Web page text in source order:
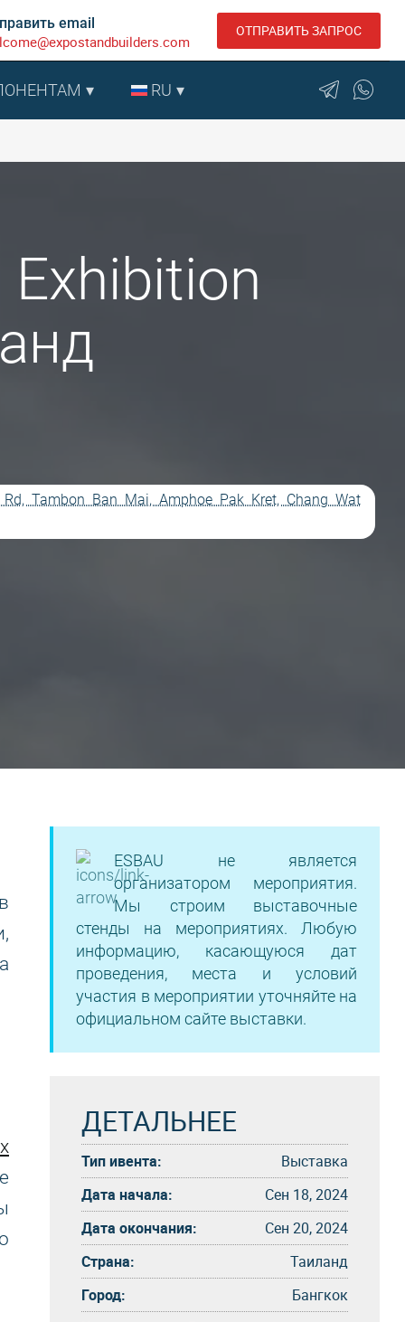
email ОТПРАВИТЬ ЗАПРОС
RU
Tambon Ban Mai, Amphoe Pak Kret, Chang Wat
ESBAU не является
организатором мероприятия.
Мы строим выставочные
стенды на мероприятиях. Любую
информацию, касающуюся дат
проведения, места и условий
участия в мероприятии уточняйте на
официальном сайте выставки.
ДЕТАЛЬНЕЕ
Тип ивента:
Выставка
Дата начала:
Сен 18, 2024
Дата окончания:
Сен 20, 2024
Страна:
Таиланд
Город:
Бангкок